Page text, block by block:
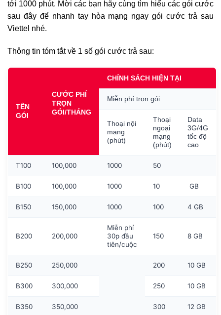
tới 1000 phút. Mời các bạn hãy cùng tìm hiểu các gói cước
sau đây để nhanh tay hòa mạng ngay gói cước trả sau
Viettel nhé.
Thông tin tóm tắt về 1 số gói cước trả sau:
TÊN
GÓI
CƯỚC PHÍ
TRỌN
GÓI/THÁNG
CHÍNH SÁCH HIỆN TẠI
Miễn phí trọn gói
Thoại nội
mạng
(phút)
Thoại
ngoại
mạng
(phút)
Data
3G/4G
tốc độ
cao
T100 100,000 1000 50
B100 100,000 1000 10 GB
B150 150,000 1000 100 4 GB
B200 200,000
Miễn phí
30p đầu
tiên/cuộc
150 8 GB
B250 250,000 200 10 GB
B300 300,000 250 10 GB
B350 350,000 300 12 GB